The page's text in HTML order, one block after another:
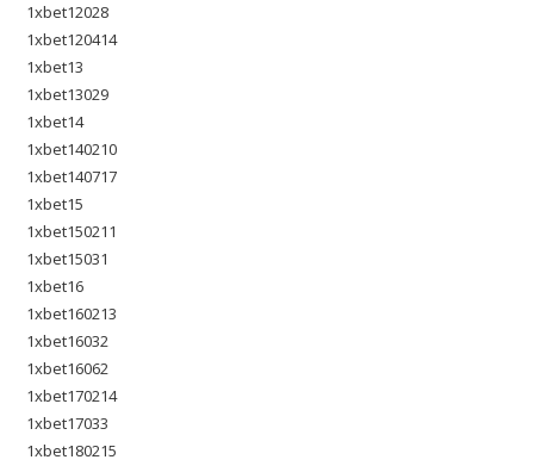
1xbet12028
1xbet120414
1xbet13
1xbet13029
1xbet14
1xbet140210
1xbet140717
1xbet15
1xbet150211
1xbet15031
1xbet16
1xbet160213
1xbet16032
1xbet16062
1xbet170214
1xbet17033
1xbet180215